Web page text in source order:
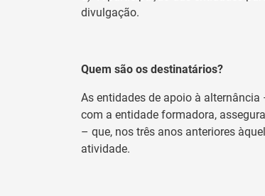
divulgação.
Quem são os destinatários?
As entidades de apoio à
com a entidade formadora,
– que, nos três anos anteriores
atividade.